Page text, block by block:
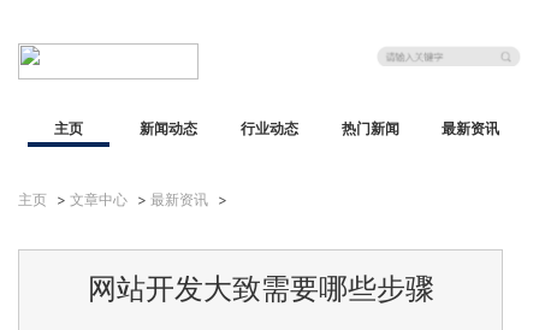
主页 新闻动态 行业动态 热门新闻 最新资讯
主页 > 文章中心 > 最新资讯 >
网站开发大致需要哪些步骤